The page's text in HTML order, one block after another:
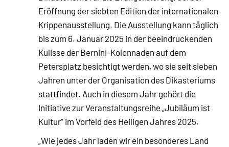
Eröffnung der siebten Edition der internationalen
Krippenausstellung. Die Ausstellung kann täglich
bis zum 6. Januar 2025 in der beeindruckenden
Kulisse der Bernini-Kolonnaden auf dem
Petersplatz besichtigt werden, wo sie seit sieben
Jahren unter der Organisation des Dikasteriums
stattfindet. Auch in diesem Jahr gehört die
Initiative zur Veranstaltungsreihe „Jubiläum ist
Kultur“ im Vorfeld des Heiligen Jahres 2025.
„Wie jedes Jahr laden wir ein besonderes Land